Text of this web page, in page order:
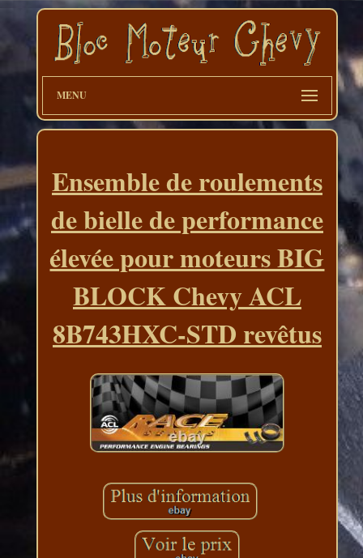
MENU
Ensemble de roulements
de bielle de performance
élevée pour moteurs BIG
BLOCK Chevy ACL
8B743HXC-STD revêtus